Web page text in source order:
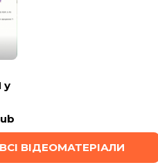
у
ВІДЕОМАТЕРІАЛИ